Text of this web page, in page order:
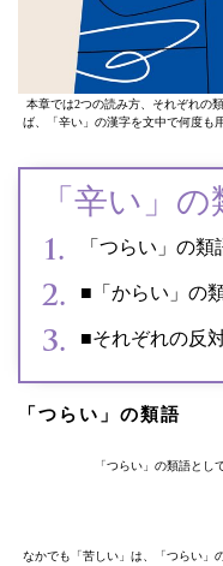
本章では2つの読み方、それぞれの
ば、「辛い」の漢字を文中で何度も
「辛い」の
「つらい」の類
■「からい」の
■それぞれの反
「つらい」の類語
「つらい」の類語とし
なかでも「苦しい」は、「つらい」